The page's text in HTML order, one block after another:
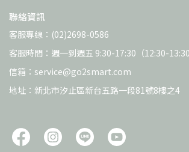
聯絡資訊
客服專線：(02)2698-0586
客服時間：週一到週五 9:30-17:30（12:30-13:30
信箱：service@go2smart.com
地址：新北市汐止區新台五路一段81號8樓之4